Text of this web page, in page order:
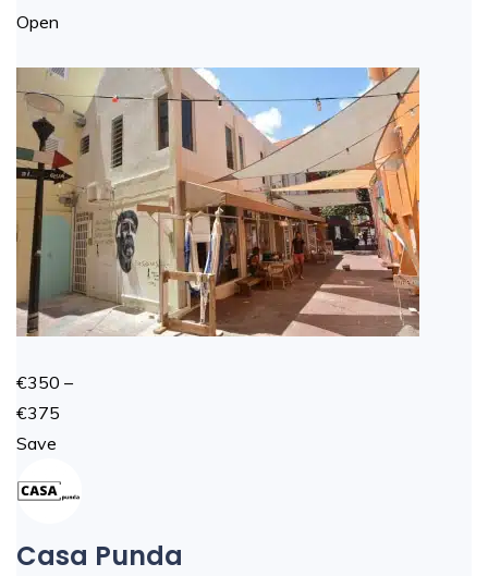
Open
€350 –
€375
Save
Casa Punda